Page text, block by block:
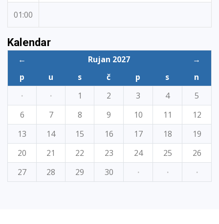
01:00
Kalendar
← Rujan 2027
→
p
u s č p s
n
·
· 1 2 3 4
5
6
7 8 9 10 11
12
13
14 15 16 17 18
19
20
21 22 23 24 25
26
27
28 29 30 · · ·